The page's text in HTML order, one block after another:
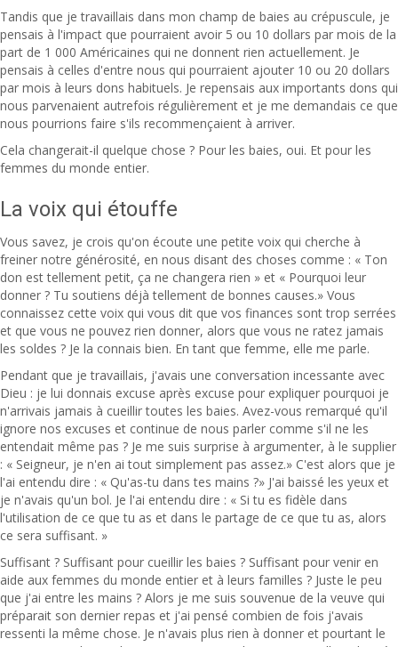
Tandis que je travaillais dans mon champ de baies au crépuscule, je
pensais à l'impact que pourraient avoir 5 ou 10 dollars par mois de la
part de 1 000 Américaines qui ne donnent rien actuellement. Je
pensais à celles d'entre nous qui pourraient ajouter 10 ou 20 dollars
par mois à leurs dons habituels. Je repensais aux importants dons qui
nous parvenaient autrefois régulièrement et je me demandais ce que
nous pourrions faire s'ils recommençaient à arriver.
Cela changerait-il quelque chose ? Pour les baies, oui. Et pour les
femmes du monde entier.
La voix qui étouffe
Vous savez, je crois qu'on écoute une petite voix qui cherche à
freiner notre générosité, en nous disant des choses comme : « Ton
don est tellement petit, ça ne changera rien » et « Pourquoi leur
donner ? Tu soutiens déjà tellement de bonnes causes.» Vous
connaissez cette voix qui vous dit que vos finances sont trop serrées
et que vous ne pouvez rien donner, alors que vous ne ratez jamais
les soldes ? Je la connais bien. En tant que femme, elle me parle.
Pendant que je travaillais, j'avais une conversation incessante avec
Dieu : je lui donnais excuse après excuse pour expliquer pourquoi je
n'arrivais jamais à cueillir toutes les baies. Avez-vous remarqué qu'il
ignore nos excuses et continue de nous parler comme s'il ne les
entendait même pas ? Je me suis surprise à argumenter, à le supplier
: « Seigneur, je n'en ai tout simplement pas assez.» C'est alors que je
l'ai entendu dire : « Qu'as-tu dans tes mains ?» J'ai baissé les yeux et
je n'avais qu'un bol. Je l'ai entendu dire : « Si tu es fidèle dans
l'utilisation de ce que tu as et dans le partage de ce que tu as, alors
ce sera suffisant. »
Suffisant ? Suffisant pour cueillir les baies ? Suffisant pour venir en
aide aux femmes du monde entier et à leurs familles ? Juste le peu
que j'ai entre les mains ? Alors je me suis souvenue de la veuve qui
préparait son dernier repas et j'ai pensé combien de fois j'avais
ressenti la même chose. Je n'avais plus rien à donner et pourtant le